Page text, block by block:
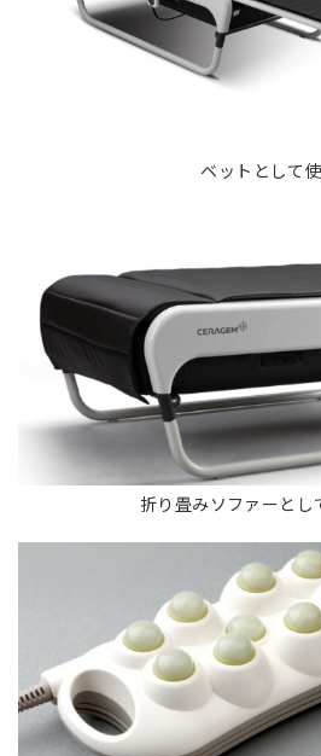
ベットとして
折り畳みソファーとし